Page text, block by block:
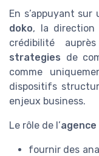
En s’appuyant sur
doko, la direction
crédibilité
strategies de
comme
dispositifs
enjeux business.
Le rôle de l’agence
fournir des